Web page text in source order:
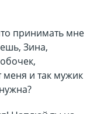
принимать мне
Зина,
меня и так мужик